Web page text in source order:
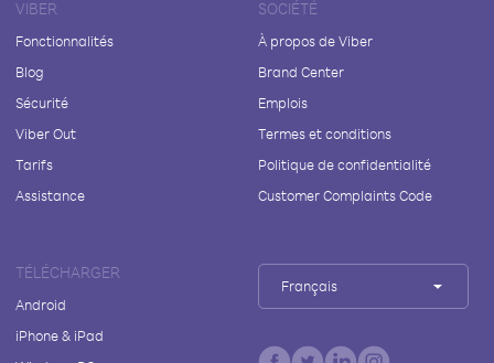
VIBER
Fonctionnalités
Blog
Sécurité
Viber Out
Tarifs
Assistance
SOCIÉTÉ
À propos de Viber
Brand Center
Emplois
Termes et conditions
Politique de confidentialité
Customer Complaints Code
TÉLÉCHARGER
Android
iPhone & iPad
Français